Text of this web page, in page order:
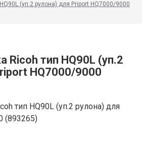
(уп.2 рулона) для Priport HQ7000/9000
Ricoh тип HQ90L (уп.2
HQ7000/9000